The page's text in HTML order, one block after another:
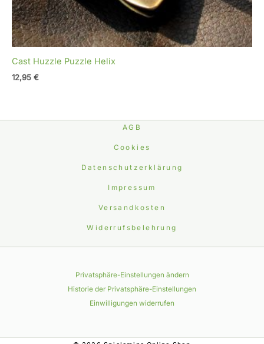
Cast Huzzle Puzzle Helix
12,95 €
AGB
Cookies
Datenschutzerklärung
Impressum
Versandkosten
Widerrufsbelehrung
Privatsphäre-Einstellungen ändern
Historie der Privatsphäre-Einstellungen
Einwilligungen widerrufen